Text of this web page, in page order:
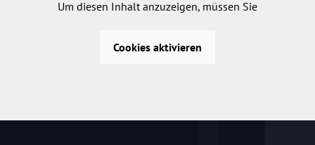
Um diesen Inhalt anzuzeigen, müssen Sie
Cookies aktivieren